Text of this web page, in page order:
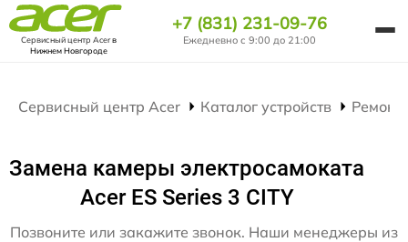
Сервисный центр Acerв
Нижнем Новгороде
+7 (831) 231-09-76
Ежедневно с 9:00 до 21:00
Сервисный центр Acer Каталог устройств Ремонт
Замена камеры электросамоката
Acer ES Series 3 CITY
Позвоните или закажите звонок. Наши менеджеры из